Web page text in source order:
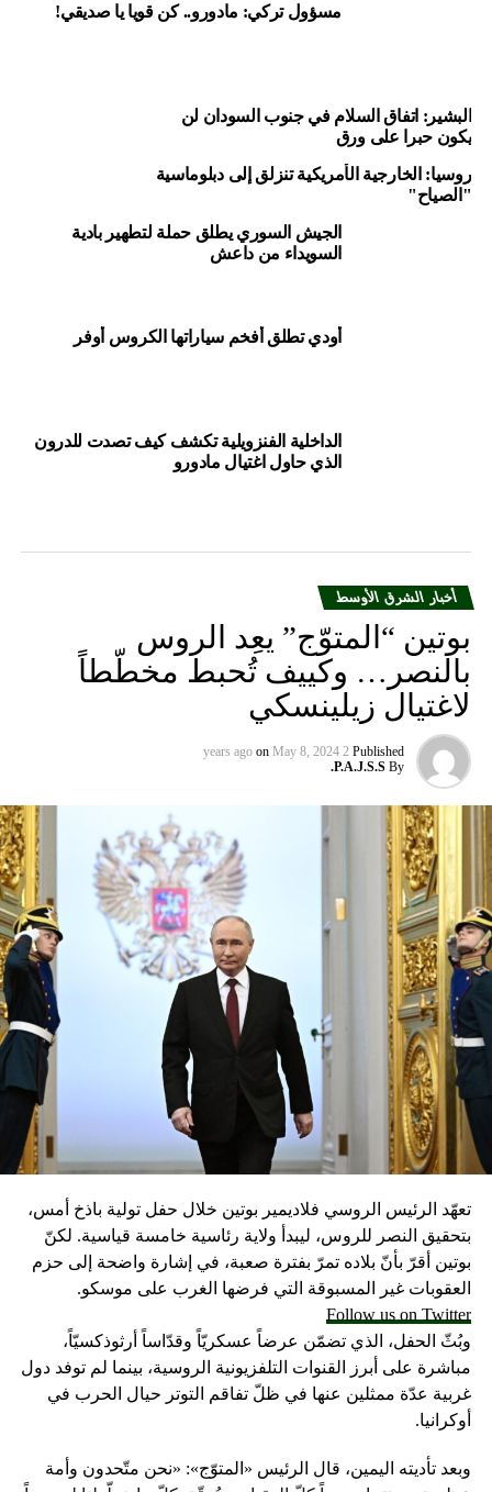
RELATED TOPICS:
UP
من الدوري الروسي
مسؤول تركي: مادورو.. كن قويا يا صديقي!
روسيا: الخارجية الأمريكية تنزلق إلى دبلوماسية
"الصياح"
الجيش السوري يطلق حملة لتطهير بادية
السويداء من داعش
أودي تطلق أفخم سياراتها الكروس أوفر
الذي حاول اغتيال مادورو
بوتين “المتوّج” يعِد الروس
By
P.A.J.S.S.
تعهّد الرئيس الروسي فلاديمير بوتين خلال حفل تولية باذخ أمس،
بتحقيق النصر للروس، ليبدأ ولاية رئاسية خامسة قياسية. لكنّ
بوتين أقرّ بأنّ بلاده تمرّ بفترة صعبة، في إشارة واضحة إلى حزم
العقوبات غير المسبوقة التي فرضها الغرب على موسكو.
Follow us on Twitter
وبُثّ الحفل، الذي تضمّن عرضاً عسكريّاً وقدّاساً أرثوذكسيّاً،
غربية عدّة ممثلين عنها في ظلّ تفاقم التوتر حيال الحرب في
أوكرانيا.
وبعد تأديته اليمين، قال الرئيس «المتوّج»: «نحن متّحدون وأمة
عظيمة وسنتجاوز معاً كلّ العقبات ونُحقّق كلّ ما خطّطنا له ومعاً
سننتصر». وإذ أكد أن قواته ستنتصر في أوكرانيا مهما كان الثمن،
شدّد على أن بلاده ستخرج بـ»كرامة وستُصبح أقوى».
واعتبر «القيصر» من قاعة «سانت أندروز» في الكرملين، حيث
العسكرية الذين ردّدوا النشيد الوطني، أن «خدمة روسيا شرف